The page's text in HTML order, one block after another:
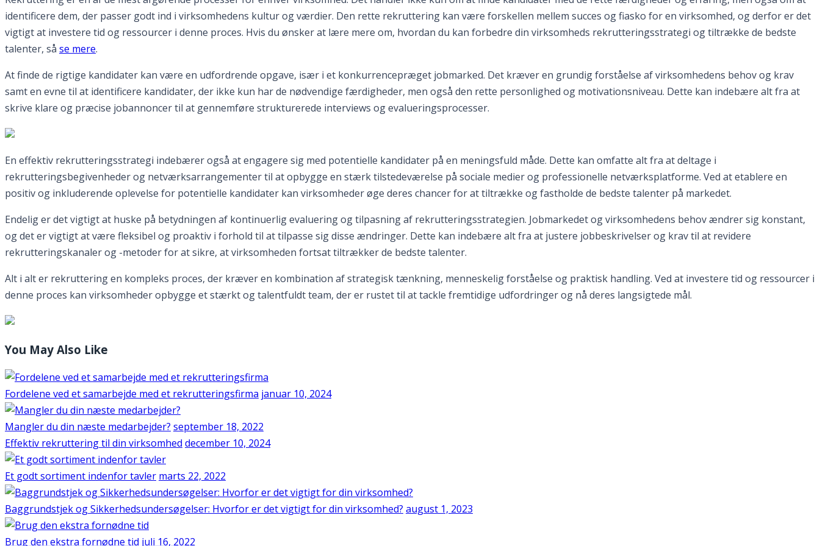
identificere dem, der passer godt ind i virksomhedens kultur og værdier. Den rette rekruttering kan være forskellen mellem succes og fiasko for en virksomhed, og derfor er det
vigtigt at investere tid og ressourcer i denne proces. Hvis du ønsker at lære mere om, hvordan du kan forbedre din virksomheds rekrutteringsstrategi og tiltrække de bedste
talenter, så se mere.
At finde de rigtige kandidater kan være en udfordrende opgave, især i et konkurrencepræget jobmarked. Det kræver en grundig forståelse af virksomhedens behov og krav
samt en evne til at identificere kandidater, der ikke kun har de nødvendige færdigheder, men også den rette personlighed og motivationsniveau. Dette kan indebære alt fra at
skrive klare og præcise jobannoncer til at gennemføre strukturerede interviews og evalueringsprocesser.
En effektiv rekrutteringsstrategi indebærer også at engagere sig med potentielle kandidater på en meningsfuld måde. Dette kan omfatte alt fra at deltage i
rekrutteringsbegivenheder og netværksarrangementer til at opbygge en stærk tilstedeværelse på sociale medier og professionelle netværksplatforme. Ved at etablere en
positiv og inkluderende oplevelse for potentielle kandidater kan virksomheder øge deres chancer for at tiltrække og fastholde de bedste talenter på markedet.
Endelig er det vigtigt at huske på betydningen af kontinuerlig evaluering og tilpasning af rekrutteringsstrategien. Jobmarkedet og virksomhedens behov ændrer sig konstant,
og det er vigtigt at være fleksibel og proaktiv i forhold til at tilpasse sig disse ændringer. Dette kan indebære alt fra at justere jobbeskrivelser og krav til at revidere
rekrutteringskanaler og -metoder for at sikre, at virksomheden fortsat tiltrækker de bedste talenter.
Alt i alt er rekruttering en kompleks proces, der kræver en kombination af strategisk tænkning, menneskelig forståelse og praktisk handling. Ved at investere tid og ressourcer i
denne proces kan virksomheder opbygge et stærkt og talentfuldt team, der er rustet til at tackle fremtidige udfordringer og nå deres langsigtede mål.
You May Also Like
Fordelene ved et samarbejde med et rekrutteringsfirma januar 10, 2024
Mangler du din næste medarbejder? september 18, 2022
Effektiv rekruttering til din virksomhed december 10, 2024
Et godt sortiment indenfor tavler marts 22, 2022
Baggrundstjek og Sikkerhedsundersøgelser: Hvorfor er det vigtigt for din virksomhed? august 1, 2023
Brug den ekstra fornødne tid juli 16, 2022